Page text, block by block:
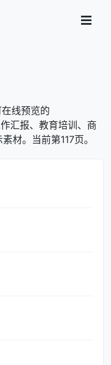
线预览的
汇报、教育培训、商
材。当前第117页。